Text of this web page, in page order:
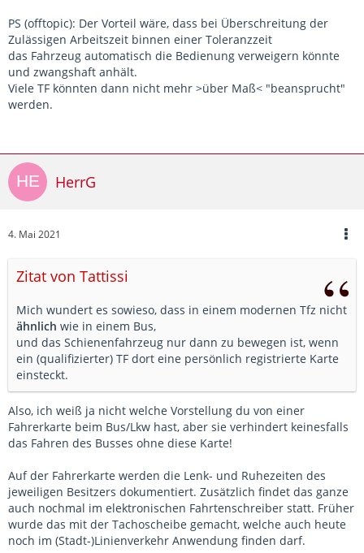
PS (offtopic): Der Vorteil wäre, dass bei Überschreitung der
Zulässigen Arbeitszeit binnen einer Toleranzzeit
das Fahrzeug automatisch die Bedienung verweigern könnte
und zwangshaft anhält.
Viele TF könnten dann nicht mehr >über Maß< "beansprucht"
werden.
HerrG
4. Mai 2021
Zitat von Tattissi
Mich wundert es sowieso, dass in einem modernen Tfz nicht
ähnlich wie in einem Bus,
und das Schienenfahrzeug nur dann zu bewegen ist, wenn
ein (qualifizierter) TF dort eine persönlich registrierte Karte
einsteckt.
Also, ich weiß ja nicht welche Vorstellung du von einer
Fahrerkarte beim Bus/Lkw hast, aber sie verhindert keinesfalls
das Fahren des Busses ohne diese Karte!
Auf der Fahrerkarte werden die Lenk- und Ruhezeiten des
jeweiligen Besitzers dokumentiert. Zusätzlich findet das ganze
auch nochmal im elektronischen Fahrtenschreiber statt. Früher
wurde das mit der Tachoscheibe gemacht, welche auch heute
noch im (Stadt-)Linienverkehr Anwendung finden darf.